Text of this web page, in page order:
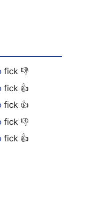
fick 👎
fick 👍
fick 👍
fick 👎
fick 👍